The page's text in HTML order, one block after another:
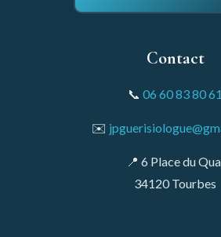
Contact
📞06 60 83 80 61
✉️
📍 6 Place du
34120 Tourbes